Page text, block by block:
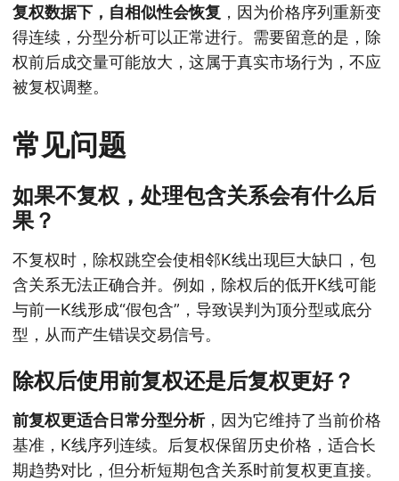
复权数据下，自相似性会恢复 ，因为价格序列重新变
得连续，分型分析可以正常进行。需要留意的是，除
权前后成交量可能放大，这属于真实市场行为，不应
被复权调整。
常见问题
如果不复权，处理包含关系会有什么后
果？
不复权时，除权跳空会使相邻K线出现巨大缺口，包
含关系无法正确合并。例如，除权后的低开K线可能
与前一K线形成“假包含”，导致误判为顶分型或底分
型，从而产生错误交易信号。
除权后使用前复权还是后复权更好？
前复权更适合日常分型分析，因为它维持了当前价格
基准，K线序列连续。后复权保留历史价格，适合长
期趋势对比，但分析短期包含关系时前复权更直接。